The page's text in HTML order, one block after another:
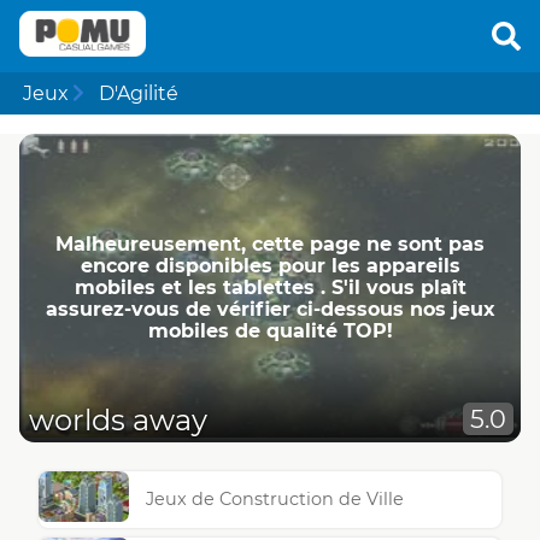
Jeux D'Agilité
Malheureusement, cette page ne ​​sont pas
encore disponibles pour les appareils
mobiles et les tablettes . S'il vous plaît
assurez-vous de vérifier ci-dessous nos jeux
mobiles de qualité TOP!
worlds away 5.0
Jeux de Construction de Ville